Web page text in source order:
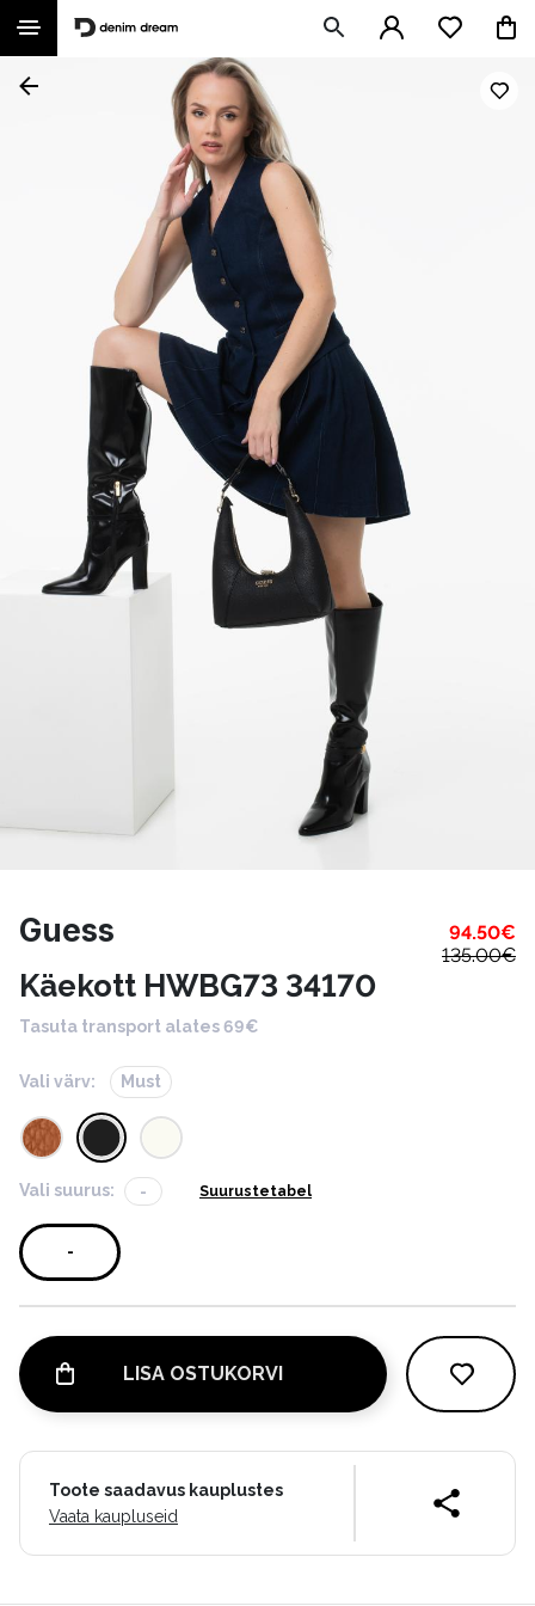
Guess 94.50€
135.00€
Käekott HWBG73 34170
Tasuta transport alates 69€
Vali värv: Must
Vali suurus: - Suurustetabel
-
LISA OSTUKORVI
Toote saadavus kauplustes
Vaata kaupluseid